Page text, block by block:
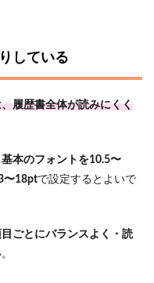
している
履歴書全体が読みにくく
基本のフォントを10.5〜
〜18ptで設定するとよいで
ごとにバランスよく・読